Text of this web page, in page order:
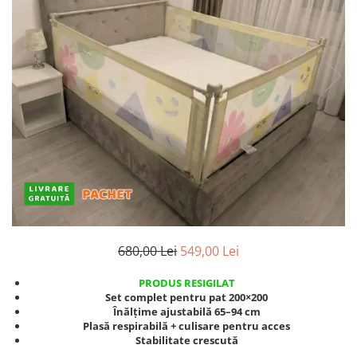
Protectii utile
Poarta siguranta copii
Deflectoare pentru aer conditionat
Protectii exterior
Casti antifonice pentru copii si
bebelusi
Echipament protectie bicicleta si
Accesorii auto copii
Haine & accesorii plaja
Palarii protectie UV
Accesorii plaja
680,00 Lei 549,00 Lei
PRODUS RESIGILAT
Set complet pentru pat 200×200
Înălțime ajustabilă 65–94 cm
Plasă respirabilă + culisare pentru acces
Stabilitate crescută